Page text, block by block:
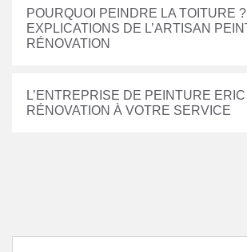
POURQUOI PEINDRE LA TOITURE ?
EXPLICATIONS DE L’ARTISAN
RÉNOVATION
L’ENTREPRISE DE PEINTURE ERIC
RÉNOVATION À VOTRE SERVICE